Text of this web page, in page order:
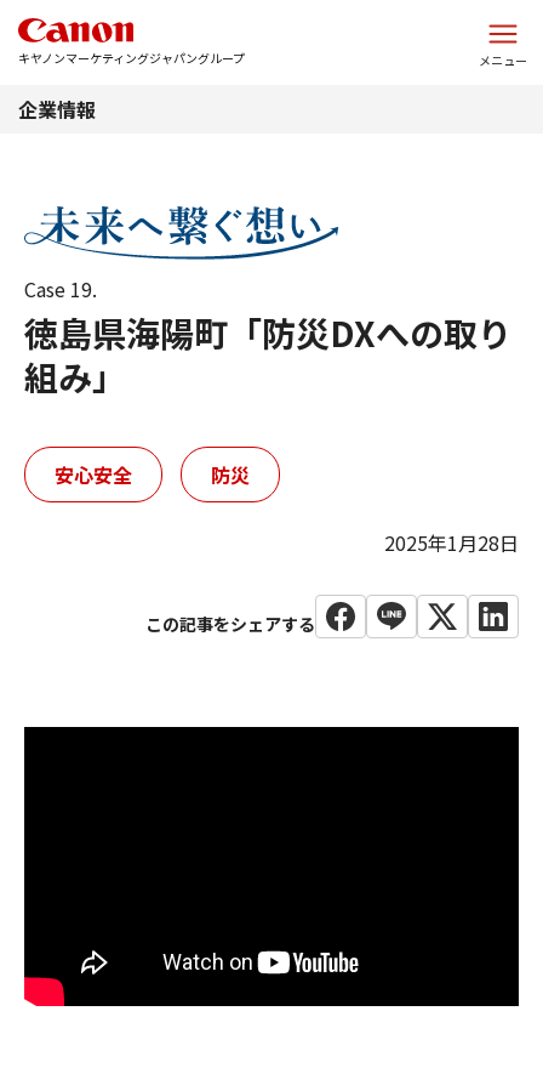
キヤノンマーケティングジャパングループ メニュー
企業情報
徳島県海陽町「防災DXへの取り
組み」
Case 19.
安心安全 防災
2025年1月28日